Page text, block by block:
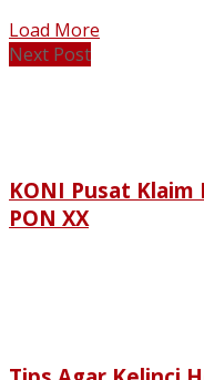
Load More
Next Post
KONI Pusat Klaim
PON XX